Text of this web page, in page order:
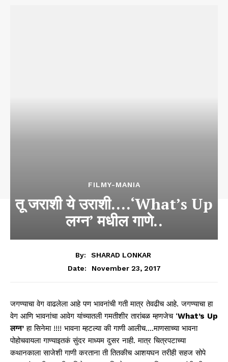
FILMY-MANIA
तू जराशी ये उराशी….‘What’s Up
लग्न’ मधील गाणे..
By:
SHARAD LONKAR
Date:
November 23, 2017
जगण्याचा वेग वाढलेला आहे पण भावनांची गती मात्र तेवढीच आहे. जगण्याचा हा
वेग आणि भावनांचा आवेग यांच्यातली गमतीशीर तारांबळ म्हणजेच ‘What’s Up
लग्न’ हा सिनेमा !!!! भावना म्हटल्या की गाणी आलीच….माणसाच्या भावना
पोहोचवायला गाण्याइतकं सुंदर माध्यम दुसर नाही. मात्र चित्रपटाच्या
कथानकाला साजेशी गाणी करताना ती तितकीच आशयघन तरीही सहज सोपे